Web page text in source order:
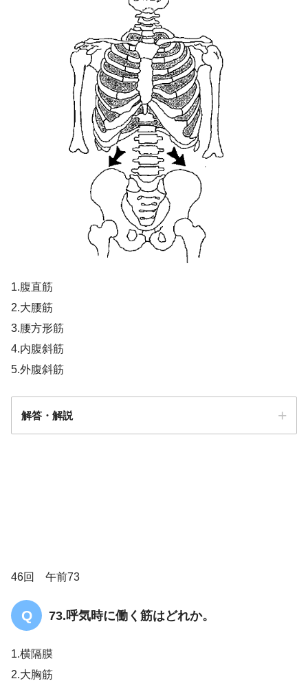
1.腹直筋
2.大腰筋
3.腰方形筋
4.内腹斜筋
5.外腹斜筋
解答・解説
46回 午前73
73.呼気時に働く筋はどれか。
1.横隔膜
2.大胸筋